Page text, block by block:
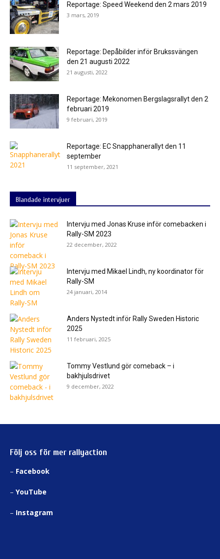
Reportage: Speed Weekend den 2 mars 2019
3 mars, 2019
Reportage: Depåbilder inför Brukssvängen
den 21 augusti 2022
21 augusti, 2022
Reportage: Mekonomen Bergslagsrallyt den 2
februari 2019
9 februari, 2019
Reportage: EC Snapphanerallyt den 11
september
11 september, 2021
Blandade intervjuer
Intervju med Jonas Kruse inför comebacken i
Rally-SM 2023
22 december, 2022
Intervju med Mikael Lindh, ny koordinator för
Rally-SM
24 januari, 2014
Anders Nystedt inför Rally Sweden Historic
2025
11 februari, 2025
Tommy Vestlund gör comeback – i
bakhjulsdrivet
9 december, 2022
Följ oss för mer rallyaction
– Facebook
– YouTube
– Instagram